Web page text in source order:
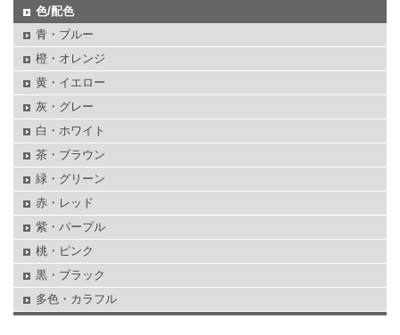
色/配色
青・ブルー
橙・オレンジ
黄・イエロー
灰・グレー
白・ホワイト
茶・ブラウン
緑・グリーン
赤・レッド
紫・パープル
桃・ピンク
黒・ブラック
多色・カラフル